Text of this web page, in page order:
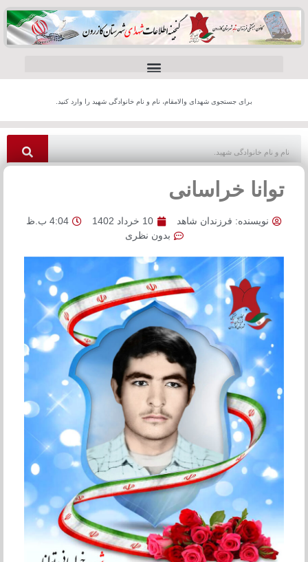
برای جستجوی شهدای والامقام، نام و نام خانوادگی شهید را وارد کنید.
توانا خراسانی
نویسنده: فرزندان شاهد 10 خرداد 1402
4:04 ب.ظ
بدون نظری